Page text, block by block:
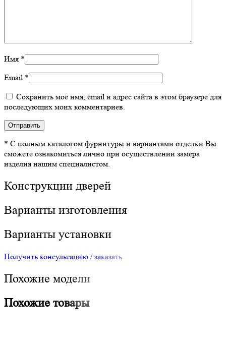
Имя *
Email *
Сохранить моё имя, email и адрес сайта в этом браузере для
последующих моих комментариев.
* С полным каталогом фурнитуры и вариантами отделки Вы
сможете ознакомиться лично при осуществлении замера
изделия нашим специалистом.
Конструкции дверей
Варианты изготовления
Варианты установки
Получить консультацию / заказать
Похожие модели
Похожие товары